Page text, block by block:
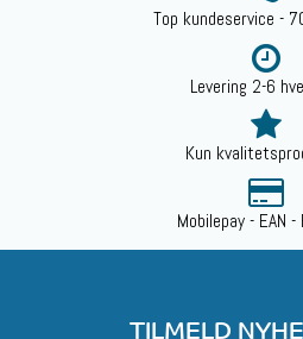
Top kundeservice -
Levering 2-6
Kun
Mobilepay - EAN
TILMELD